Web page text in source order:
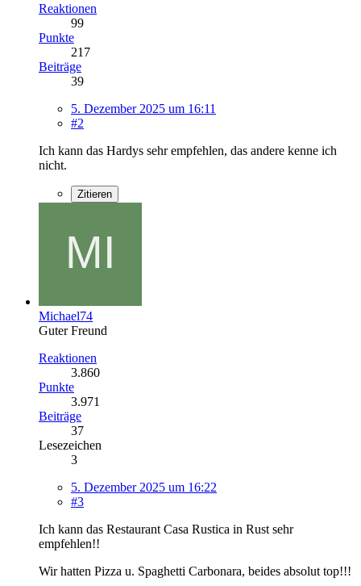
Reaktionen
99
Punkte
217
Beiträge
39
5. Dezember 2025 um 16:11
#2
Ich kann das Hardys sehr empfehlen, das andere kenne ich
nicht.
Zitieren
Michael74
Guter Freund
Reaktionen
3.860
Punkte
3.971
Beiträge
37
Lesezeichen
3
5. Dezember 2025 um 16:22
#3
Ich kann das Restaurant Casa Rustica in Rust sehr
empfehlen!!
Wir hatten Pizza u. Spaghetti Carbonara, beides absolut top!!!